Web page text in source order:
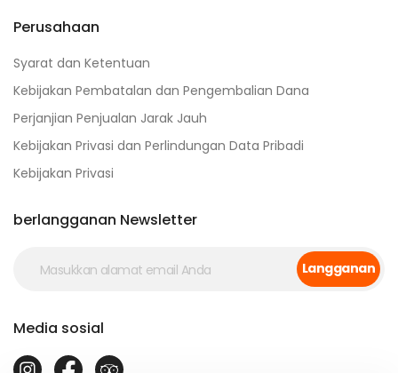
Perusahaan
Syarat dan Ketentuan
Kebijakan Pembatalan dan Pengembalian Dana
Perjanjian Penjualan Jarak Jauh
Kebijakan Privasi dan Perlindungan Data Pribadi
Kebijakan Privasi
berlangganan Newsletter
Langganan
Media sosial